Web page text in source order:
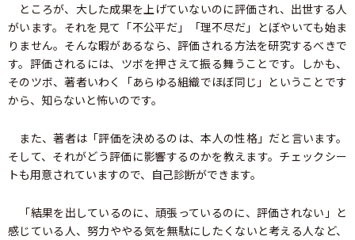
ところが、大した成果を上げていないのに評価され、出世する人
がいます。それを見て「不公平だ」「理不尽だ」とぼやいても始ま
りません。そんな暇があるなら、評価される方法を研究するべきで
す。評価されるには、ツボを押さえて振る舞うことです。しかも、
そのツボ、著者いわく「あらゆる組織でほぼ同じ」ということです
から、知らないと怖いのです。
また、著者は「評価を決めるのは、本人の性格」だと言います。
そして、それがどう評価に影響するのかを教えます。チェックシー
トも用意されていますので、自己診断ができます。
「結果を出しているのに、頑張っているのに、評価されない」と
感じている人、努力ややる気を無駄にしたくないと考える人など、